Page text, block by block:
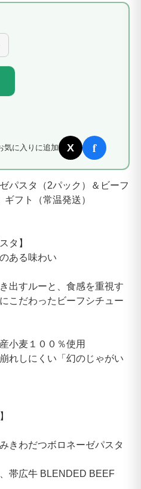
気に入りに追加 X f
パスタ（2パック）＆ビーフ
フト（常温発送）
タ】
ある味わい
出すルーと、食感を重視す
こだわったビーフシチュー
小麦１００％使用
れしにくい「幻のじゃがい
きわだつボロネーゼパスタ
帯広牛 BLENDED BEEF